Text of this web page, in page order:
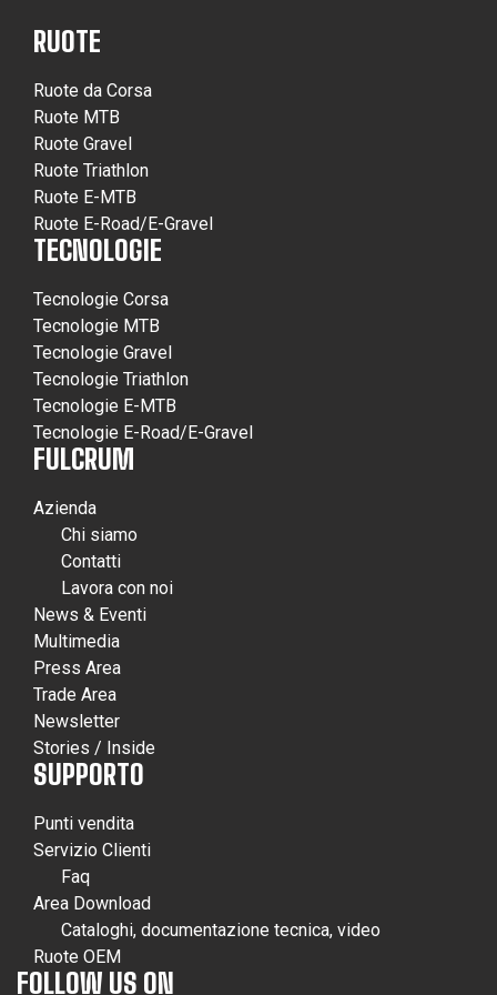
RUOTE
Ruote da Corsa
Ruote MTB
Ruote Gravel
Ruote Triathlon
Ruote E-MTB
Ruote E-Road/E-Gravel
TECNOLOGIE
Tecnologie Corsa
Tecnologie MTB
Tecnologie Gravel
Tecnologie Triathlon
Tecnologie E-MTB
Tecnologie E-Road/E-Gravel
FULCRUM
Azienda
Chi siamo
Contatti
Lavora con noi
News & Eventi
Multimedia
Press Area
Trade Area
Newsletter
Stories / Inside
SUPPORTO
Punti vendita
Servizio Clienti
Faq
Area Download
Cataloghi, documentazione tecnica, video
Ruote OEM
FOLLOW US ON